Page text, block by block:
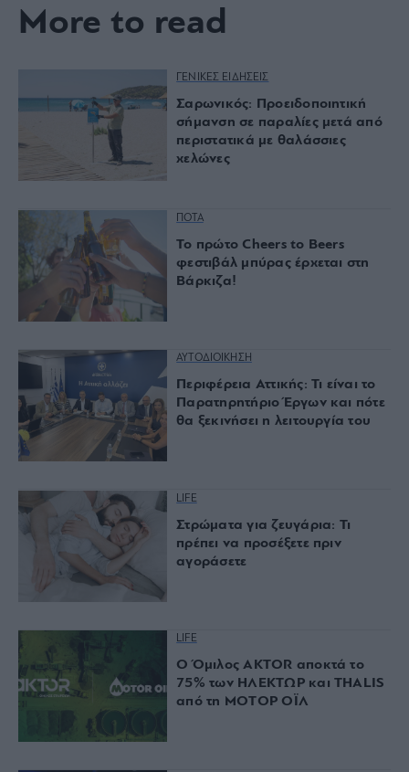
More to read
ΓΕΝΙΚΕΣ ΕΙΔΗΣΕΙΣ
Σαρωνικός: Προειδοποιητική
σήμανση σε παραλίες μετά από
περιστατικά με θαλάσσιες
χελώνες
ΠΟΤΑ
Το πρώτο Cheers to Beers
φεστιβάλ μπύρας έρχεται στη
Βάρκιζα!
ΑΥΤΟΔΙΟΙΚΗΣΗ
Περιφέρεια Αττικής: Τι είναι το
Παρατηρητήριο Έργων και πότε
θα ξεκινήσει η λειτουργία του
LIFE
Στρώματα για ζευγάρια: Τι
πρέπει να προσέξετε πριν
αγοράσετε
LIFE
Ο Όμιλος AKTOR αποκτά το
75% των ΗΛΕΚΤΩΡ και THALIS
από τη ΜΟΤΟΡ ΟΪΛ